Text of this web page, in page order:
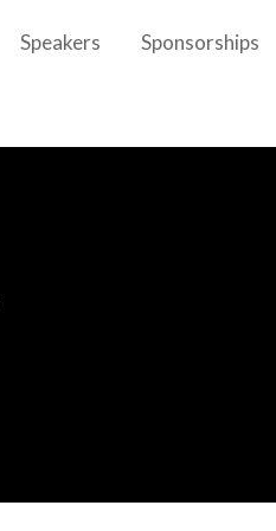
Speakers Sponsorships